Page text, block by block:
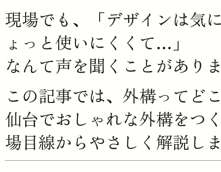
現場でも、「デザインは気
ょっと使いにくくて…」
なんて声を聞くことがあり
この記事では、外構ってど
仙台でおしゃれな外構をつ
場目線からやさしく解説し